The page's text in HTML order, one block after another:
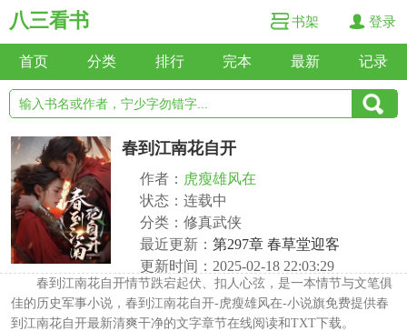
八三看书 书架 登录
首页 分类 排行 完本 最新 记录
春到江南花自开
作者： 虎瘦雄风在
状态：连载中
分类：修真武侠
最近更新： 第297章 春草堂迎客
更新时间：2025-02-18 22:03:29
春到江南花自开情节跌宕起伏、扣人心弦，是一本情节与文笔俱
佳的历史军事小说，春到江南花自开-虎瘦雄风在-小说旗免费提供春
到江南花自开最新清爽干净的文字章节在线阅读和TXT下载。